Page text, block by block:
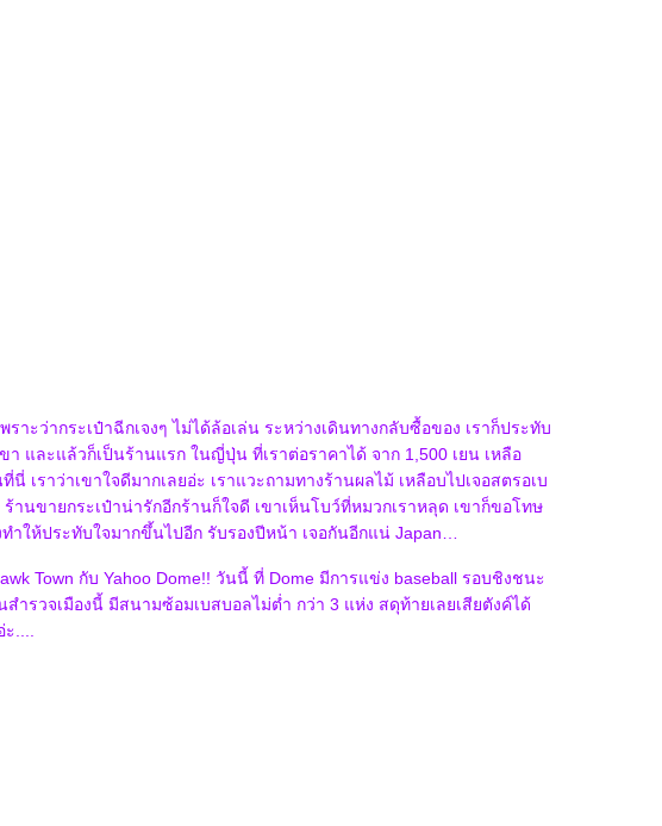
ะว่ากระเป๋าฉีกเจงๆ ไม่ได้ล้อเล่น ระหว่างเดินทางกลับซื้อของ เราก็ประทับ
และแล้วก็เป็นร้านแรก ในญี่ปุ่น ที่เราต่อราคาได้ จาก 1,500 เยน เหลือ
ราว่าเขาใจดีมากเลยอ่ะ เราแวะถามทางร้านผลไม้ เหลือบไปเจอสตรอเบ
นขายกระเป๋าน่ารักอีกร้านก็ใจดี เขาเห็นโบว์ที่หมวกเราหลุด เขาก็ขอโทษ
ทำให้ประทับใจมากขึ้นไปอีก รับรองปีหน้า เจอกันอีกแน่ Japan
Town กับ Yahoo Dome!! วันนี้ ที่ Dome มีการแข่ง baseball รอบชิงชนะ
ำรวจเมืองนี้ มีสนามซ้อมเบสบอลไม่ต่ำ กว่า 3 แห่ง สดุท้ายเลยเสียตังค์ได้
....